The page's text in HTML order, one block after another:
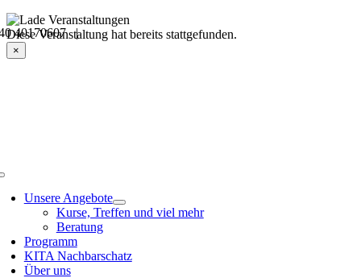
Skip
to
content
40170607 |
Unsere Angebote
Kurse, Treffen und viel mehr
Beratung
Programm
KITA Nachbarschatz
Über uns
Veranstaltungsdetails
Diese Veranstaltung hat bereits stattgefunden.
×